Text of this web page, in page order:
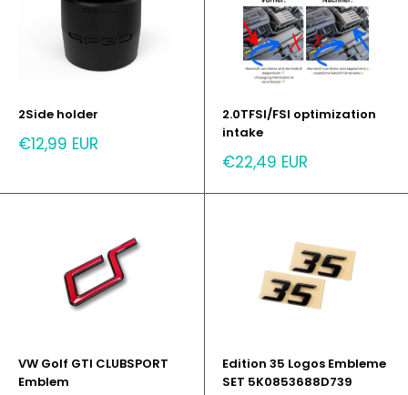
2Side holder
Sale
price
€12,99 EUR
2.0TFSI/FSI optimization
intake
Sale
price
€22,49 EUR
VW Golf GTI CLUBSPORT
Emblem
Edition 35 Logos Embleme
SET 5K0853688D739